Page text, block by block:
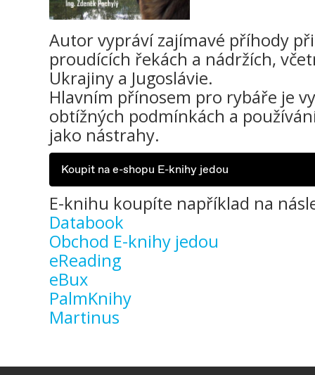
Autor vypráví zajímavé příhody
proudících řekách a nádržích,
Ukrajiny a Jugoslávie.
Hlavním přínosem pro rybáře je
obtížných podmínkách a
jako nástrahy.
Koupit na e-shopu E-knihy jedou
E-knihu koupíte například na
Databook
Obchod E-knihy jedou
eReading
eBux
PalmKnihy
Martinus